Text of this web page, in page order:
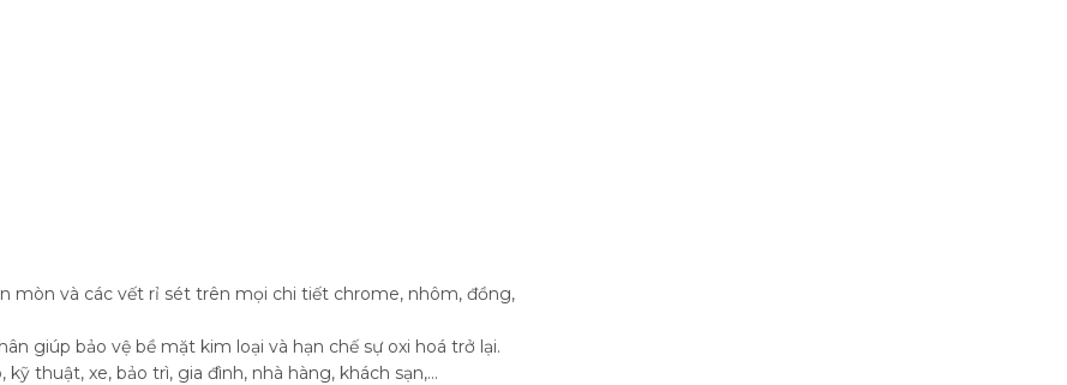
mòn và các vết rỉ sét trên mọi chi tiết chrome, nhôm, đồng,
giúp bảo vệ bề mặt kim loại và hạn chế sự oxi hoá trở lại.
thuật, xe, bảo trì, gia đình, nhà hàng, khách sạn,…